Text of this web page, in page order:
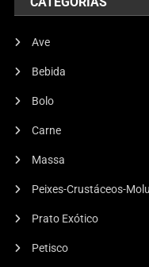
Ave
Bebida
Bolo
Carne
Massa
Peixes-Crustáceos-
Prato Exótico
Petisco